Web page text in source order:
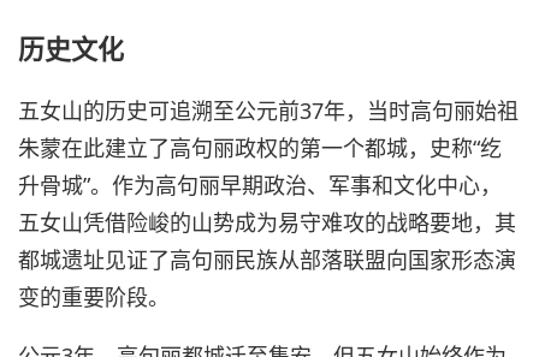
历史文化
五女山的历史可追溯至公元前37年，当时高句丽始祖
朱蒙在此建立了高句丽政权的第一个都城，史称“纥
升骨城”。作为高句丽早期政治、军事和文化中心，
五女山凭借险峻的山势成为易守难攻的战略要地，其
都城遗址见证了高句丽民族从部落联盟向国家形态演
变的重要阶段。